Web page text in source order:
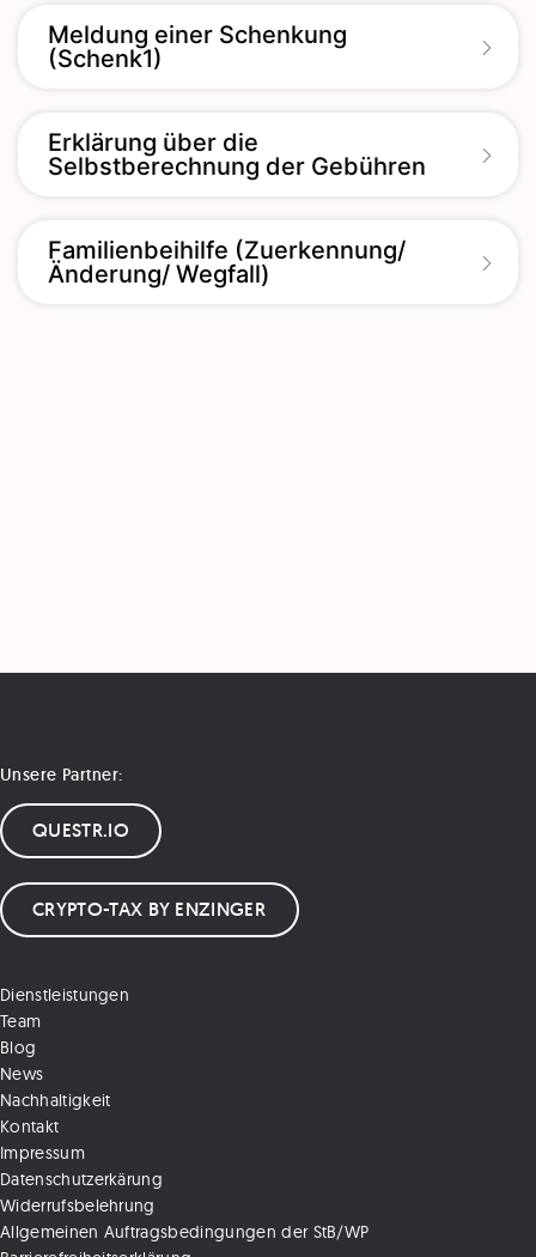
Meldung einer Schenkung
(Schenk1)
Erklärung über die
Selbstberechnung der Gebühren
Familienbeihilfe (Zuerkennung/
Änderung/ Wegfall)
Dienstleistungen
Team
Blog
News
Nachhaltigkeit
Kontakt
Impressum
Datenschutzerkärung
Widerrufsbelehrung
Allgemeinen Auftragsbedingungen der StB/WP
Unsere Partner:
QUESTR.IO
CRYPTO-TAX BY ENZINGER